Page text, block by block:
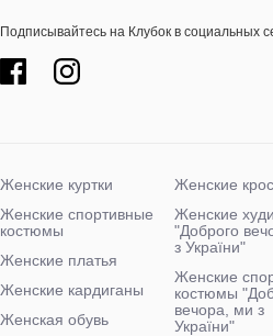
Подписывайтесь на Клубок в социальных
Женские куртки
Женские спортивные
костюмы
Женские платья
Женские кардиганы
Женская обувь
Женские
Женские худи
"Доброго
з України"
Женские
костюмы
вечора, ми з
України"